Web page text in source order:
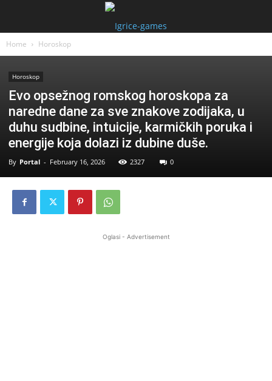
Home Horoskop
Horoskop
Evo opsežnog romskog horoskopa za
naredne dane za sve znakove zodijaka, u
duhu sudbine, intuicije, karmičkih poruka i
energije koja dolazi iz dubine duše.
By Portal - February 16, 2026 2327 0
Oglasi - Advertisement